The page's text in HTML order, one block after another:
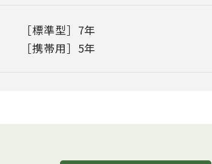
［標準型］7年
［携帯用］5年